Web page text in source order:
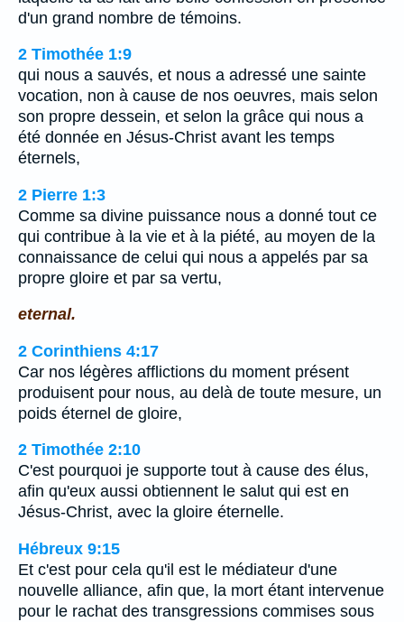
d'un grand nombre de témoins.
2 Timothée 1:9
qui nous a sauvés, et nous a adressé une sainte
vocation, non à cause de nos oeuvres, mais selon
son propre dessein, et selon la grâce qui nous a
été donnée en Jésus-Christ avant les temps
éternels,
2 Pierre 1:3
Comme sa divine puissance nous a donné tout ce
qui contribue à la vie et à la piété, au moyen de la
connaissance de celui qui nous a appelés par sa
propre gloire et par sa vertu,
eternal.
2 Corinthiens 4:17
Car nos légères afflictions du moment présent
produisent pour nous, au delà de toute mesure, un
poids éternel de gloire,
2 Timothée 2:10
C'est pourquoi je supporte tout à cause des élus,
afin qu'eux aussi obtiennent le salut qui est en
Jésus-Christ, avec la gloire éternelle.
Hébreux 9:15
Et c'est pour cela qu'il est le médiateur d'une
nouvelle alliance, afin que, la mort étant intervenue
pour le rachat des transgressions commises sous